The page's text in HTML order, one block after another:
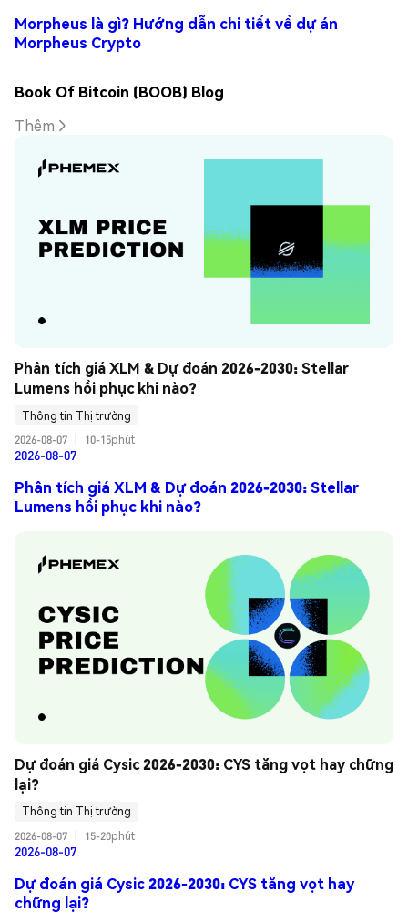
Morpheus là gì? Hướng dẫn chi tiết về dự án
Morpheus Crypto
Book Of Bitcoin (BOOB) Blog
Thêm
Phân tích giá XLM & Dự đoán 2026-2030: Stellar
Lumens hồi phục khi nào?
Thông tin Thị trường
2026-08-07
10-15phút
2026-08-07
Phân tích giá XLM & Dự đoán 2026-2030: Stellar
Lumens hồi phục khi nào?
Dự đoán giá Cysic 2026-2030: CYS tăng vọt hay chững
lại?
Thông tin Thị trường
2026-08-07
15-20phút
2026-08-07
Dự đoán giá Cysic 2026-2030: CYS tăng vọt hay
chững lại?